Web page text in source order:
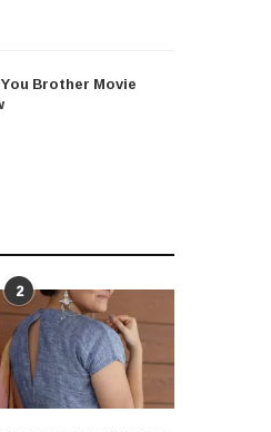
Brother Movie
2